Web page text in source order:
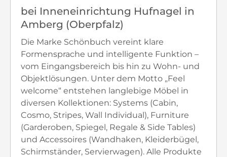
bei Inneneinrichtung Hufnagel in
Amberg (Oberpfalz)
Die Marke Schönbuch vereint klare
Formensprache und intelligente Funktion –
vom Eingangsbereich bis hin zu Wohn- und
Objektlösungen. Unter dem Motto „Feel
welcome“ entstehen langlebige Möbel in
diversen Kollektionen: Systems (Cabin,
Cosmo, Stripes, Wall Individual), Furniture
(Garderoben, Spiegel, Regale & Side Tables)
und Accessoires (Wandhaken, Kleiderbügel,
Schirmständer, Servierwagen). Alle Produkte